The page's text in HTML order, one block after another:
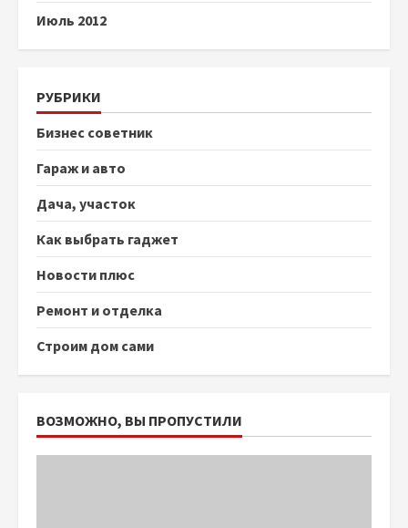
Июль 2012
РУБРИКИ
Бизнес советник
Гараж и авто
Дача, участок
Как выбрать гаджет
Новости плюс
Ремонт и отделка
Строим дом сами
ВОЗМОЖНО, ВЫ ПРОПУСТИЛИ